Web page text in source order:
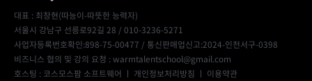
대표 : 최창현(따능이-따뜻한 능력자)
서울시 강남구 선릉로92길 28 / 010-3236-5271
사업자등록번호확인:898-75-00477 / 통신판매업신고:2024-인천서구-0398
비즈니스 협의 및 강의 요청 : warmtalentschool@gmail.com
호스팅 : 코스모스팜 소프트웨어 ㅣ 개인정보처리방침 ㅣ 이용약관